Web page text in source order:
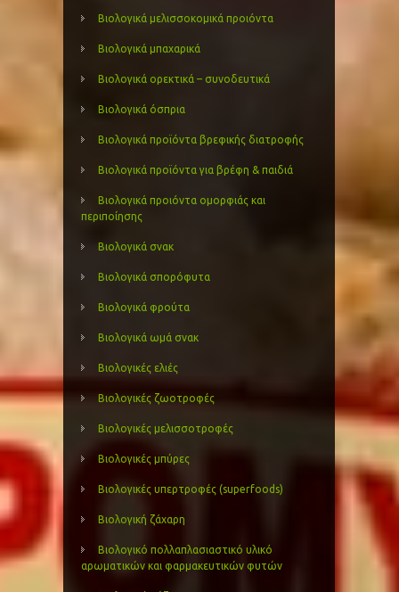
Βιολογικά μελισσοκομικά προιόντα
Βιολογικά μπαχαρικά
Βιολογικά ορεκτικά – συνοδευτικά
Βιολογικά όσπρια
Βιολογικά προϊόντα βρεφικής διατροφής
Βιολογικά προϊόντα για βρέφη & παιδιά
Βιολογικά προιόντα ομορφιάς και
περιποίησης
Βιολογικά σνακ
Βιολογικά σπορόφυτα
Βιολογικά φρούτα
Βιολογικά ωμά σνακ
Βιολογικές ελιές
Βιολογικές ζωοτροφές
Βιολογικές μελισσοτροφές
Βιολογικές μπύρες
Βιολογικές υπερτροφές (superfoods)
Βιολογική ζάχαρη
Βιολογικό πολλαπλασιαστικό υλικό
αρωματικών και φαρμακευτικών φυτών